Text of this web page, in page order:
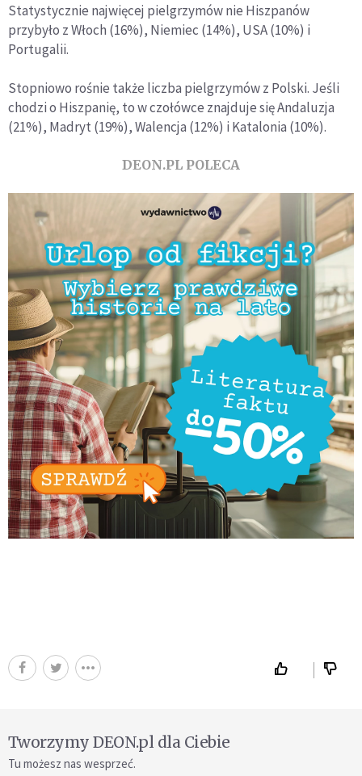
Statystycznie najwięcej pielgrzymów nie Hiszpanów
przybyło z Włoch (16%), Niemiec (14%), USA (10%) i
Portugalii.
Stopniowo rośnie także liczba pielgrzymów z Polski. Jeśli
chodzi o Hiszpanię, to w czołówce znajduje się Andaluzja
(21%), Madryt (19%), Walencja (12%) i Katalonia (10%).
DEON.PL POLECA
Tworzymy DEON.pl dla Ciebie
Tu możesz nas wesprzeć.